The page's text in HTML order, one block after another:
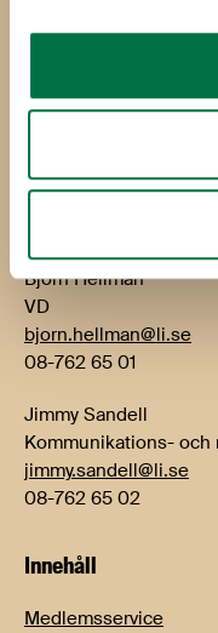
114 85 Stockholm
Björn Hellman
VD
bjorn.hellman@li.se
08-762 65 01
Jimmy Sandell
Kommunikations-
jimmy.sandell@li.se
08-762 65 02
Innehåll
Medlemsservice